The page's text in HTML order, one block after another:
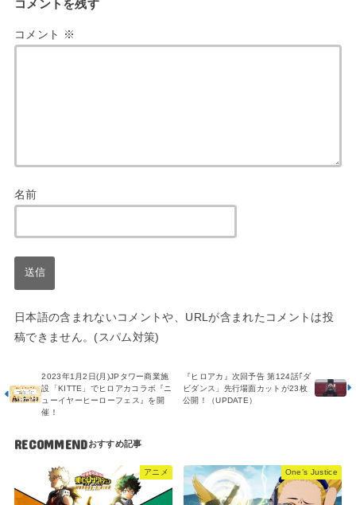
コメントを残す
コメント ※
名前
日本語の含まれないコメントや、URLが含まれたコメントは投
稿できません。(スパム対策)
『ヒロアカ』次回予告 第124話｢ダ
ビダンス」先行場面カットが23枚
公開！（UPDATE）
2023年1月2日(月)JPタワー商業施
設「KITTE」でヒロアカコラボ『ニ
ューイヤーヒーローフェス』を開
催！
RECOMMEND
アニメ One’s Justice